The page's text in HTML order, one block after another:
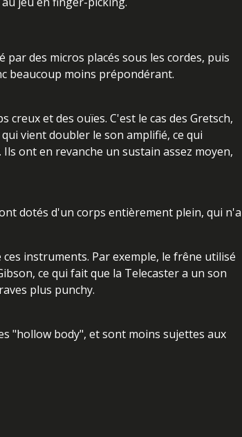
des micros placés sous les cordes, puis
beaucoup moins prépondérant.
et des ouïes. C'est le cas des Gretsch,
vient doubler le son amplifié, ce qui
ont en revanche un sustain assez moyen,
dotés d'un corps entièrement plein, qui n'a
instruments. Par exemple, le frêne utilisé
ce qui fait que la Telecaster a un son
plus punchy.
"hollow body", et sont moins sujettes aux